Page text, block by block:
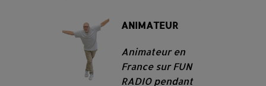
ANIMATEUR
Animateur en
France sur FUN
RADIO pendant